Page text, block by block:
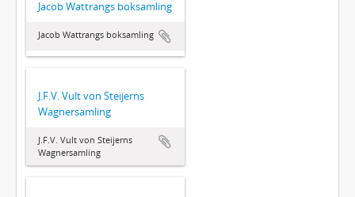
Jacob Wattrangs boksamling
Jacob Wattrangs boksamling
J.F.V. Vult von Steijerns
Wagnersamling
J.F.V. Vult von Steijerns
Wagnersamling